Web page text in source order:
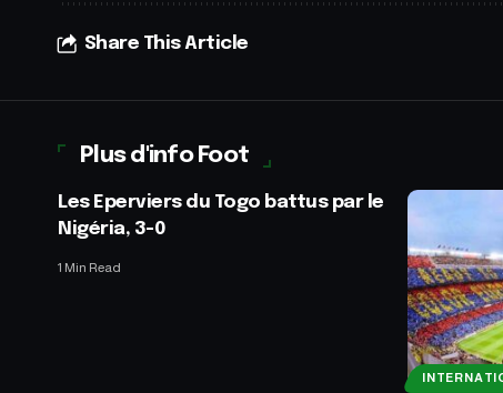
Share This Article
Plus d'info Foot
Les Eperviers du Togo battus par le
Nigéria, 3-0
1 Min Read